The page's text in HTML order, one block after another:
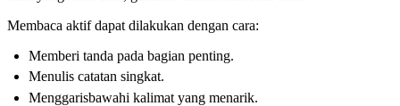
Membaca aktif dapat dilakukan dengan cara:
Memberi tanda pada bagian penting.
Menulis catatan singkat.
Menggarisbawahi kalimat yang menarik.